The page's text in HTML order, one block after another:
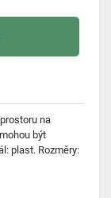
na
být
plast. Rozměry: